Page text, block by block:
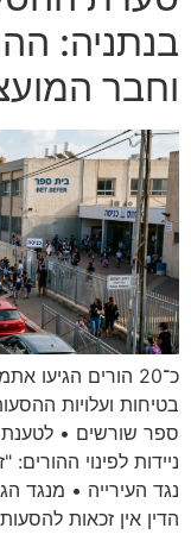
בנתניה:
וחבר
כ־20 הורים
בטיחות ועלויות
ספר שורשים • לטענת
ניידות לפינוי
נגד העירייה • מנגד
הדין אין זכאות